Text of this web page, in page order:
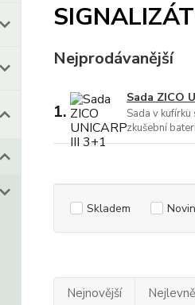
Nejprodávanější
1.
Sada ZICO
Sada v
zkušební
Skladem
Nejnovější